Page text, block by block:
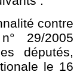
contre
29/2005
députés,
le 16